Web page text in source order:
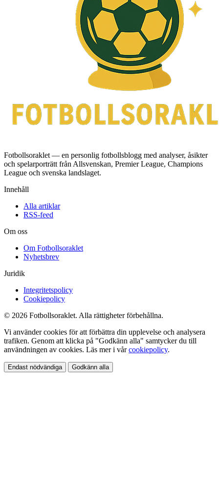
Fotbollsoraklet — en personlig fotbollsblogg med analyser, åsikter
och spelarporträtt från Allsvenskan, Premier League, Champions
League och svenska landslaget.
Innehåll
Alla artiklar
RSS-feed
Om oss
Om Fotbollsoraklet
Nyhetsbrev
Juridik
Integritetspolicy
Cookiepolicy
© 2026 Fotbollsoraklet. Alla rättigheter förbehållna.
Vi använder cookies för att förbättra din upplevelse och analysera
trafiken. Genom att klicka på "Godkänn alla" samtycker du till
användningen av cookies. Läs mer i vårcookiepolicy.
Endast nödvändiga Godkänn alla